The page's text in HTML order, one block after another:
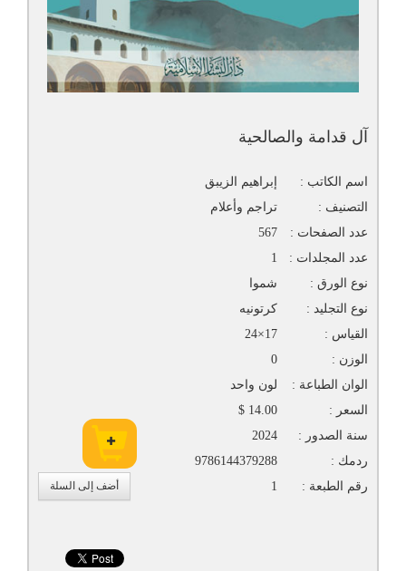
أضف إلى السلة
آل قدامة والصالحية
اسم الكاتب :
إبراهيم الزيبق
التصنيف :
تراجم وأعلام
عدد الصفحات :
567
عدد المجلدات :
1
نوع الورق :
شموا
نوع التجليد :
كرتونيه
القياس :
17×24
الوزن :
0
الوان الطباعة :
لون واحد
السعر :
14.00 $
سنة الصدور :
2024
ردمك :
9786144379288
رقم الطبعة :
1